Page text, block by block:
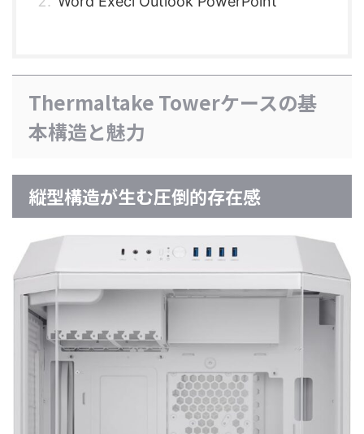
Thermaltake Towerケースの基
本構造と魅力
縦型構造が生む圧倒的存在感